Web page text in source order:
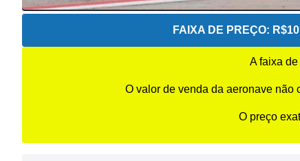
FAIXA DE PREÇO:
A faixa
O valor de venda da aeronave não
O preço